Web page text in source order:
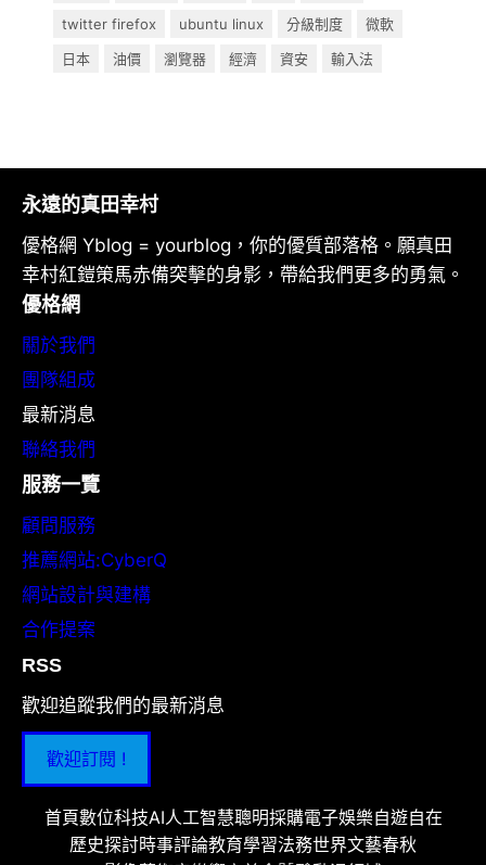
twitter firefox
ubuntu linux 分級制度
微軟
日本
油價 瀏覽器 經濟 資安 輸入法
永遠的真田幸村
優格網 Yblog = yourblog，你的優質部落格。願真田
幸村紅鎧策馬赤備突擊的身影，帶給我們更多的勇氣。
優格網
關於我們
團隊組成
最新消息
聯絡我們
服務一覽
顧問服務
推薦網站:CyberQ
網站設計與建構
合作提案
RSS
歡迎追蹤我們的最新消息
歡迎訂閱 !
首頁數位科技AI人工智慧聰明採購電子娛樂自遊自在
歷史探討時事評論教育學習法務世界文藝春秋